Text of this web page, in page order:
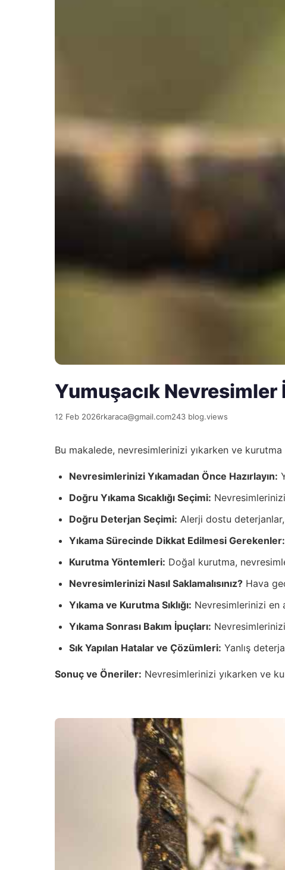
Yumuşacık Nevresimler
12 Feb 2026rkaraca@gmail.com243 blog.views
Bu makalede, nevresimlerinizi yıkarken ve
Nevresimlerinizi Yıkamadan Önce Hazırlayın:
Doğru Yıkama Sıcaklığı Seçimi:
Doğru Deterjan Seçimi: Alerji dostu
Yıkama Sürecinde Dikkat Edilmesi Gerekenler:
Kurutma Yöntemleri: Doğal kurutma,
Nevresimlerinizi Nasıl Saklamalısınız? Hava
Yıkama ve Kurutma Sıklığı: Nevresimlerinizi en
Yıkama Sonrası Bakım İpuçları:
Sık Yapılan Hatalar ve Çözümleri: Yanlış
Sonuç ve Öneriler: Nevresimlerinizi yıkarken ve